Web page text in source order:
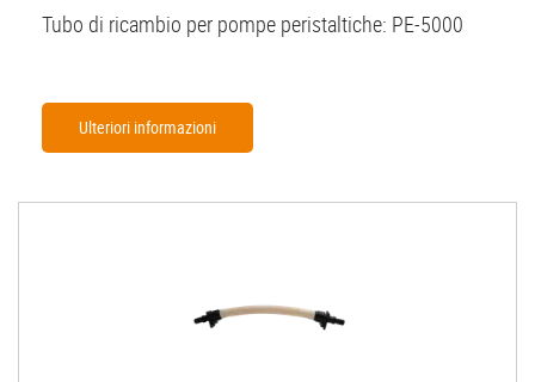
Tubo di ricambio per pompe peristaltiche: PE-5000
Ulteriori informazioni